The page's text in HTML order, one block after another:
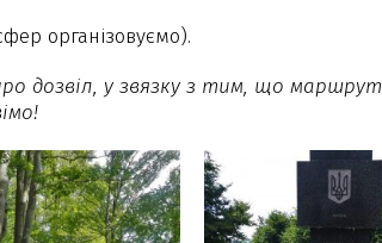
організовуємо).
дозвіл, у звязку з тим, що маршрут